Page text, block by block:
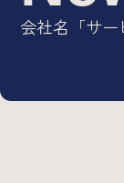
AIdea Engineers
会社名「サー